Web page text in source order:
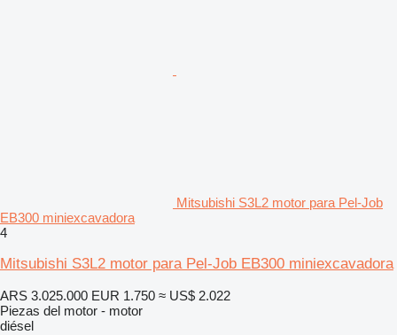
Mitsubishi S3L2 motor para Pel-Job
EB300 miniexcavadora
4
Mitsubishi S3L2 motor para Pel-Job EB300 miniexcavadora
ARS 3.025.000 EUR 1.750 ≈ US$ 2.022
Piezas del motor - motor
diésel